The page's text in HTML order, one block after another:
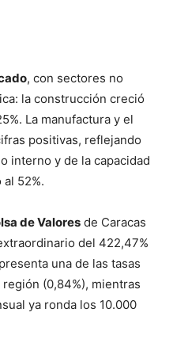
, con sectores no
la construcción creció
La manufactura y el
positivas, reflejando
interno y de la capacidad
52%.
de Valores de Caracas
del 422,47%
una de las tasas
(0,84%), mientras
ya ronda los 10.000